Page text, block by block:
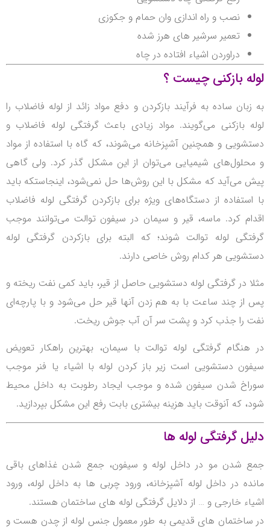
نصب و راه اندازی وان حمام و جکوزی
تعمیر سرشیر های هرز شده
دراوردن اشیاء افتاده در چاه
لوله بازکنی چیست ؟
به زبان ساده به فرآیند بازکردن و دفع مواد زائد از لوله فاضلاب را
لوله بازکنی می‌گویند. مواد زیادی باعث گرفتگی لوله فاضلاب و
دستشویی و همچنین آشپزخانه می‌شوند، که گاه با استفاده از مواد
و محلول‌های شیمیایی می‌توان از این مشکل گذر کرد. ولی گاهی
پیش می‌آید که مشکل با این روش‌ها حل نمی‌شود، اینجاستکه باید
با استفاده از دستگاه‌های ویژه برای بازکردن گرفتگی لوله فاضلاب
اقدام کرد. ماسه، قیر و سیمان در سیفون توالت می‌توانند موجب
گرفتگی لوله توالت شوند؛ که البته برای بازکردن گرفتگی لوله
دستشویی هر کدام روش خاصی دارند.
مثلا در گرفتگی لوله دستشویی حاصل از قیر، باید کمی نفت ریخته و
پس از چند ساعت با به هم زدن آنها قیر حل می‌شود و با پارچه‌ای
نفت را جذب کرد و پشت سر آن آب جوش ریخت.
در هنگام گرفتگی لوله توالت با سیمان، بهترین راهکار تعویض
سیفون دستشویی است زیر باز کردن لوله با اشیاء یا فنر موجب
سوراخ شدن سیفون شده و موجب ایجاد رطوبت به داخل محیط
شود، که آنوقت باید هزینه بیشتری بابت رفع این مشکل بپردازید.
دلیل گرفتگی لوله ها
جمع شدن مو در داخل لوله و سیفون، جمع شدن غذاهای باقی
مانده در داخل لوله آشپزخانه، ورود چربی ها به داخل لوله، ورود
اشیاء خارجی و … از دلایل گرفتگی لوله های ساختمان هستند.
در ساختمان های قدیمی به طور معمول جنس لوله از چدن هست و